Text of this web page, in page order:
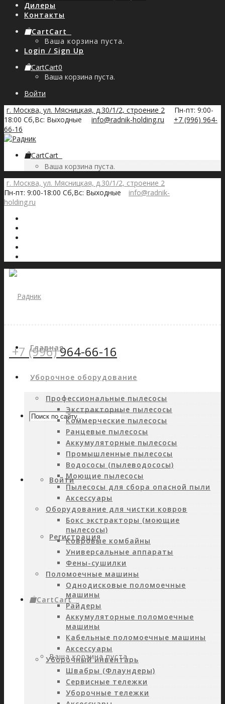
Дилеры
Контакты
CartCart
Ваша корзина пуста.
Login / Sign Up
CartCart0
Ваша корзина пуста.
Войти
г. Москва, ул. Мясницкая, д.30/1/2, строение 2
Пн-пт: 9:00-
18:00 Сб,Вс: Выходные
info@radnik-holding.ru
+7 (996) 964-
66-16
CartCart
Ваша корзина пуста.
г. Москва, ул. Мясницкая, д.30/1/2, строение 2
Пн-пт: 9:00-18:00 Сб,Вс: Выходные
info@radnik-
holding.ru
+7 (996)964-66-16
Войти
Регистрация
CartCart0
Ваша корзина пуста.
Главная
Уборочное оборудование
Профессиональные пылесосы
Экстракторные пылесосы
Коммерческие пылесосы
Ранцевые пылесосы
Аккумуляторные пылесосы
Промышленные пылесосы
Водососы (пылеводососы)
Моющие пылесосы
Пылесосы для сбора опасной пыли
Аксессуары
Оборудование для чистки ковров
Бокс экстракторы (моющие
пылесосы)
Ковровые комбайны
Универсальные аппараты
Фены-сушилки
Поломоечные машины
Однодисковые поломоечные
машины
Райдеры
Аккумуляторные поломоечные
машины
Кабельные поломоечные машины
Аксессуары
Уборочный инвентарь
Швабры (Флаундеры)
Сервисные тележки
Уборочные тележки